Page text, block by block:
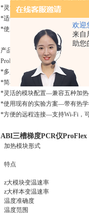
欢迎
来自
助您
*灵活的模块配置——可利用四种
*适合当前的分析使用——带有热
*使用简单——触摸屏界面简化了
产品特点：
ProFlex PCR是一款热循环仪，
*多人操控—可通过三个独立控制
*简单易用—触摸屏界面简化仪器
*灵活的模块配置—兼容五种加
*使用现有的实验方案—带有热
*方便的远程连接—支持Wi-Fi，可
ABI三槽梯度PCR仪ProFlex
加热模块形式
特点
z大模块变温速率
z大样本变温速率
温度准确度
温度范围